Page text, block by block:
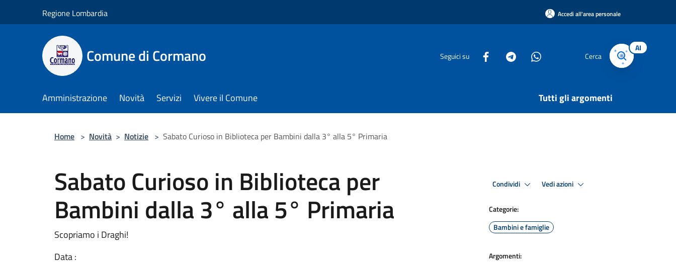
Regione Lombardia Accedi all'area personale
Comune di Cormano Seguici su Cerca
AI
Amministrazione Novità Servizi Vivere il Comune Tutti gli argomenti
Home > Novità > Notizie > Sabato Curioso in Biblioteca per Bambini dalla 3° alla 5° Primaria
Sabato Curioso in Biblioteca per
Bambini dalla 3° alla 5° Primaria
Scopriamo i Draghi!
Data :
Condividi Vedi azioni
Categorie:
Bambini e famiglie
Argomenti: